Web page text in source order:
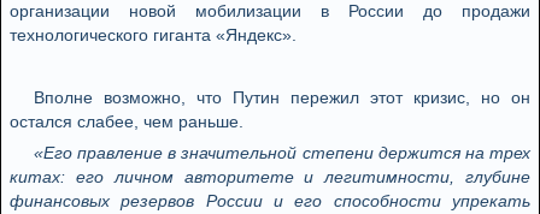
организации новой мобилизации в России до продажи
технологического гиганта «Яндекс».
Вполне возможно, что Путин пережил этот кризис, но он
остался слабее, чем раньше.
«Его правление в значительной степени держится на трех
китах: его личном авторитете и легитимности, глубине
финансовых резервов России и его способности упрекать